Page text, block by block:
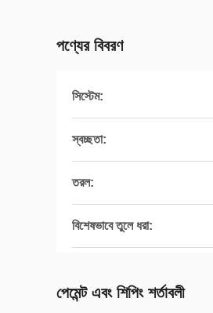
পণ্যের বিবরণ
সিস্টেম:
স্বচ্ছতা:
তরল:
বিশেষভাবে তুলে ধরা:
পেমেন্ট এবং শিপিং শর্তাবলী